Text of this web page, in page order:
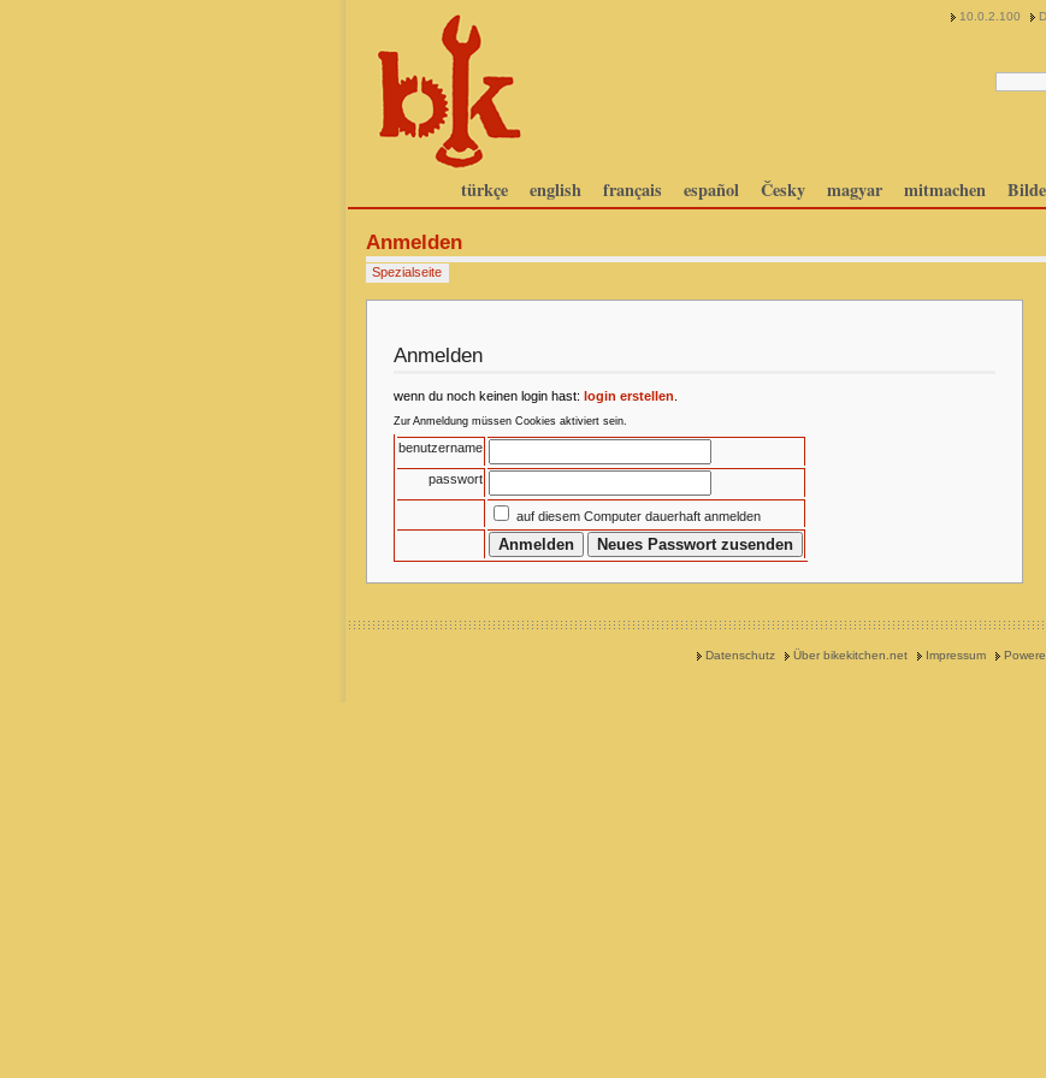
10.0.2.100
türkçe english français español Česky magyar mitmachen
Anmelden
Spezialseite
Anmelden
wenn du noch keinen login hast: login erstellen
Zur Anmeldung müssen Cookies aktiviert sein.
benutzername
passwort
auf diesem Computer dauerhaft anmelden
Datenschutz Über bikekitchen.net Impressum